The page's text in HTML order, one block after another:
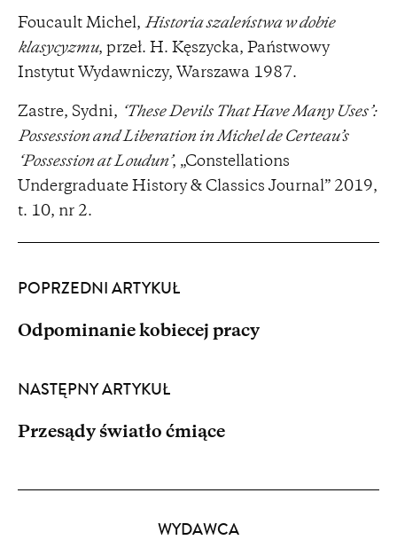
Foucault Michel, Historia szaleństwa w dobie
klasycyzmu, przeł. H. Kęszycka, Państwowy
Instytut Wydawniczy, Warszawa 1987.
Zastre, Sydni, ‘These Devils That Have Many Uses’:
Possession and Liberation in Michel de Certeau’s
‘Possession at Loudun’, „Constellations
Undergraduate History & Classics Journal” 2019,
t. 10, nr 2.
POPRZEDNI ARTYKUŁ
Odpominanie kobiecej pracy
NASTĘPNY ARTYKUŁ
Przesądy światło ćmiące
WYDAWCA